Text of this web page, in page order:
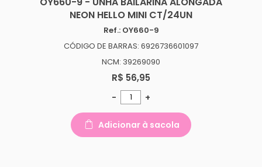
NEON HELLO MINI CT/24UN
Ref.: OY660-9
CÓDIGO DE BARRAS: 6926736601097
NCM: 39269090
R$ 56,95
- +
Adicionar à sacola